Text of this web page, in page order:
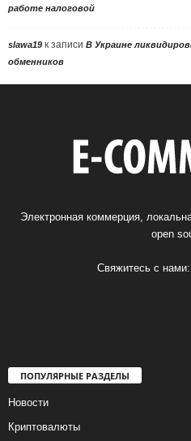
работе налоговой
slawa19 к записи В Украине
обменников
Электронная коммерция,
open
Свяжитесь с нами:
ПОПУЛЯРНЫЕ РАЗДЕЛЫ
Новости
Криптовалюты